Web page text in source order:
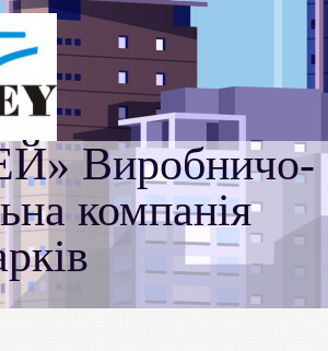
Виробничо-
компанія